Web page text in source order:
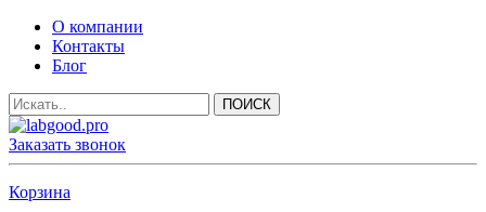
О компании
Контакты
Блог
Заказать звонок
Корзина